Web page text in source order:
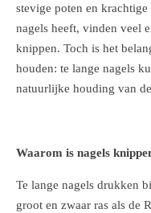
stevige poten en
nagels heeft, vinden veel
knippen. Toch is het
houden: te lange nagels
natuurlijke houding van
Waarom is nagels
Te lange nagels drukken
groot en zwaar ras als de